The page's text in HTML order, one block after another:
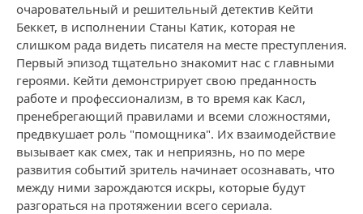
очаровательный и решительный детектив Кейти
Беккет, в исполнении Станы Катик, которая не
слишком рада видеть писателя на месте преступления.
Первый эпизод тщательно знакомит нас с главными
героями. Кейти демонстрирует свою преданность
работе и профессионализм, в то время как Касл,
пренебрегающий правилами и всеми сложностями,
предвкушает роль "помощника". Их взаимодействие
вызывает как смех, так и неприязнь, но по мере
развития событий зритель начинает осознавать, что
между ними зарождаются искры, которые будут
разгораться на протяжении всего сериала.